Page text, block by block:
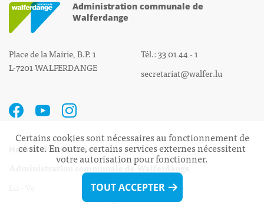
Administration communale de
Walferdange
Place de la Mairie, B.P. 1
L-7201 WALFERDANGE
Tél.: 33 01 44 - 1
secretariat@walfer.lu
Heures d’ouverture:
Administration communale de Walferdange
Lu - Ve 08h00 - 11h30
Certains cookies sont nécessaires au fonctionnement de
ce site. En outre, certains services externes nécessitent
votre autorisation pour fonctionner.
TOUT ACCEPTER